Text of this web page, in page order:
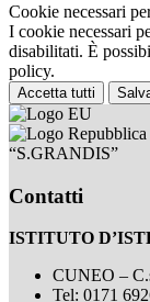
Cookie necessari
I cookie necessari
disabilitati. È
policy.
Accetta tutti
“S.GRANDIS”
Contatti
ISTITUTO
CUNEO –
Tel: 0171